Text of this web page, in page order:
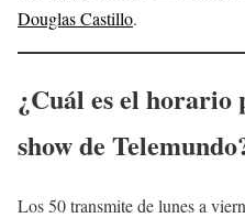
Douglas Castillo.
¿Cuál es el horario
show de
Los 50 transmite de lunes a